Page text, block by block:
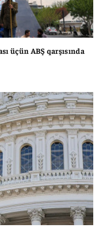
üçün ABŞ qarşısında